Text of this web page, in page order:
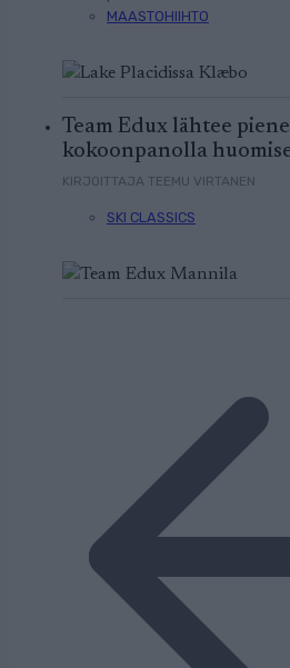
MAASTOHIIHTO
Team Edux lähtee
kokoonpanolla
KIRJOITTAJA TEEMU VIRTANEN
SKI CLASSICS